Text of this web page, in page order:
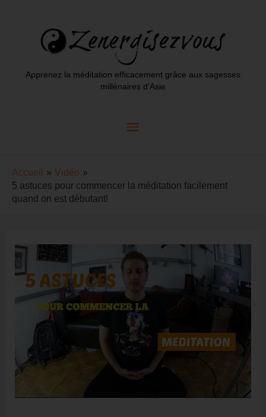
Apprenez la méditation efficacement grâce aux sagesses
millénaires d’Asie
Menu
Accueil
Vidéo
5 astuces pour commencer la méditation facilement
quand on est débutant!